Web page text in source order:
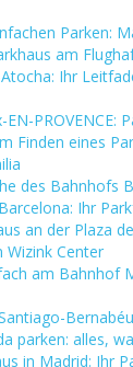
Parken:
am
Ihr
PROVENCE:
Finden eines
des Bahnhofs
Ihr
an der Plaza
Wizink Center
am Bahnhof
parken: alles,
in Madrid: Ihr